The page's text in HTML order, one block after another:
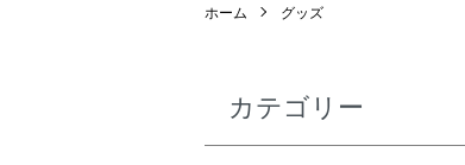
ホーム グッズ
カテゴリー